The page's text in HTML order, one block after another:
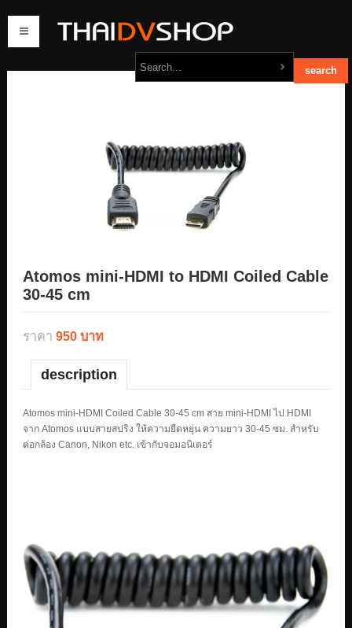
Atomos mini-HDMI to HDMI Coiled Cable
30-45 cm
ราคา 950 บาท
description
Atomos mini-HDMI Coiled Cable 30-45 cm สาย mini-HDMI ไป HDMI
จาก Atomos แบบสายสปริง ให้ความยืดหยุ่น ความยาว 30-45 ซม. สำหรับ
ต่อกล้อง Canon, Nikon etc. เข้ากับจอมอนิเตอร์